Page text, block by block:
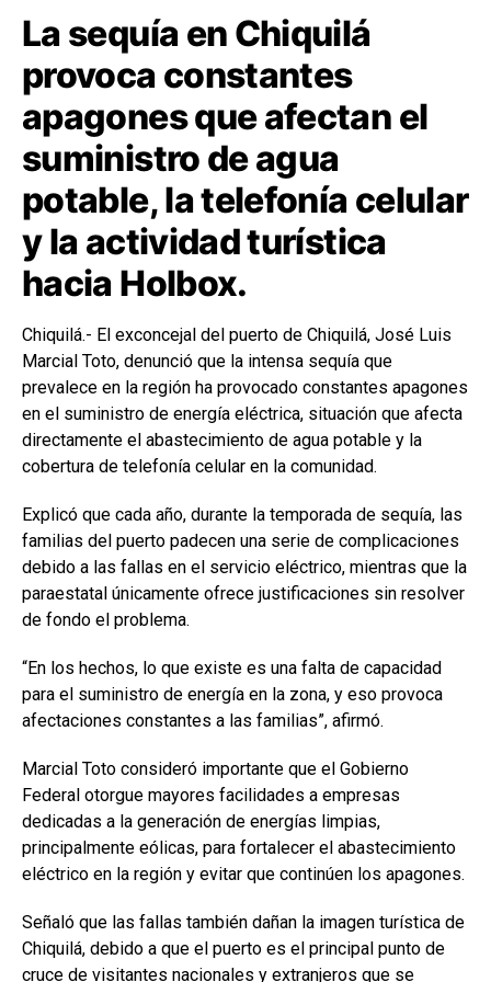
La sequía en Chiquilá
provoca constantes
apagones que afectan el
suministro de agua
potable, la telefonía celular
y la actividad turística
hacia Holbox.
Chiquilá.- El exconcejal del puerto de Chiquilá, José Luis
Marcial Toto, denunció que la intensa sequía que
prevalece en la región ha provocado constantes apagones
en el suministro de energía eléctrica, situación que afecta
directamente el abastecimiento de agua potable y la
cobertura de telefonía celular en la comunidad.
Explicó que cada año, durante la temporada de sequía, las
familias del puerto padecen una serie de complicaciones
debido a las fallas en el servicio eléctrico, mientras que la
paraestatal únicamente ofrece justificaciones sin resolver
de fondo el problema.
“En los hechos, lo que existe es una falta de capacidad
para el suministro de energía en la zona, y eso provoca
afectaciones constantes a las familias”, afirmó.
Marcial Toto consideró importante que el Gobierno
Federal otorgue mayores facilidades a empresas
dedicadas a la generación de energías limpias,
principalmente eólicas, para fortalecer el abastecimiento
eléctrico en la región y evitar que continúen los apagones.
Señaló que las fallas también dañan la imagen turística de
Chiquilá, debido a que el puerto es el principal punto de
cruce de visitantes nacionales y extranjeros que se